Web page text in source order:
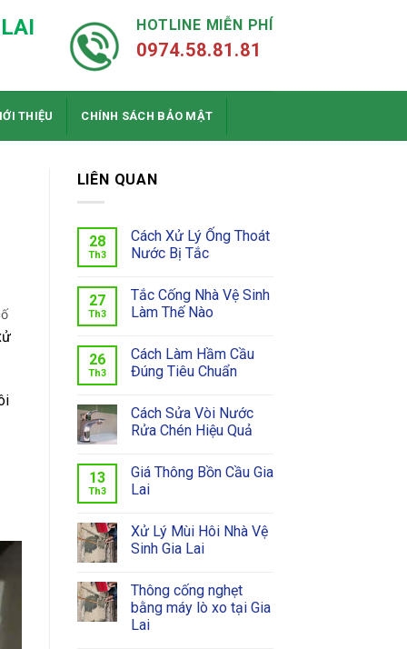
HOTLINE MIỄN PHÍ
0974.58.81.81
THIỆU CHÍNH SÁCH BẢO MẬT
LIÊN QUAN
28
Th3
Cách Xử Lý Ống Thoát
Nước Bị Tắc
27
Th3
Tắc Cống Nhà Vệ Sinh
Làm Thế Nào
26
Th3
Cách Làm Hầm Cầu
Đúng Tiêu Chuẩn
Cách Sửa Vòi Nước
Rửa Chén Hiệu Quả
13
Th3
Giá Thông Bồn Cầu Gia
Lai
Xử Lý Mùi Hôi Nhà Vệ
Sinh Gia Lai
Thông cống nghẹt
bằng máy lò xo tại Gia
Lai